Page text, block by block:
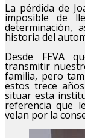
La pérdida de
imposible de
determinación,
historia del
Desde FEVA
transmitir
familia, pero
estos trece
situar esta
referencia que
velan por la